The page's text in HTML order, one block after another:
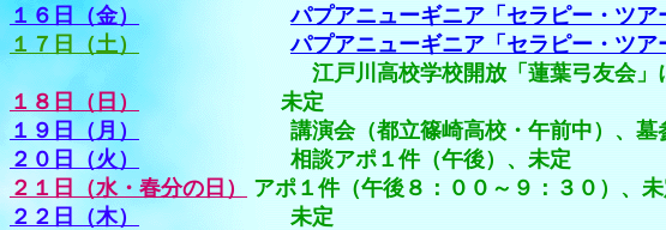
１６日（金）
パプアニューギニア「セラピー・ツア
１７日（土）
パプアニューギニア「セラピー・ツア
江戸川高校学校開放「蓮葉弓友会」にて弓道
１８日（日）
未定
１９日（月）
講演会（都立篠崎高校・午前中）、墓参
２０日（火）
相談アポ１件（午後）、未定
２１日（水・春分の日）
アポ１件（午後８：００～９：３０）、
２２日（木）
未定